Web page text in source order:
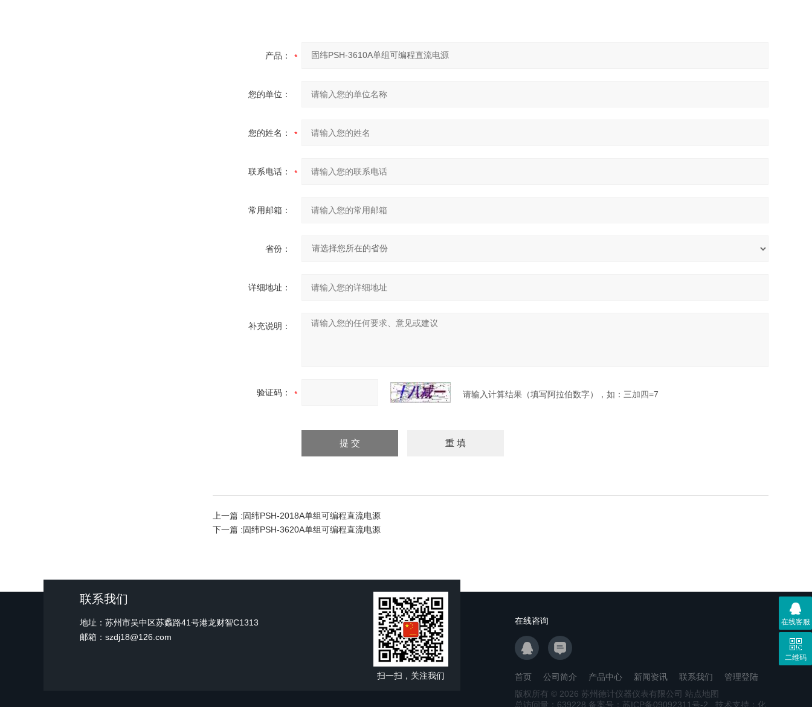
产品：
您的单位：
您的姓名：
联系电话：
常用邮箱：
省份：
详细地址：
补充说明：
验证码： 请输入计算结果（填写阿拉伯数字），如：三加四=7
上一篇 :固纬PSH-2018A单组可编程直流电源
下一篇 :固纬PSH-3620A单组可编程直流电源
联系我们
地址：苏州市吴中区苏蠡路41号港龙财智C1313
邮箱：szdj18@126.com
扫一扫，关注我们
在线咨询
首页 公司简介 产品中心 新闻资讯 联系我们
管理登陆
版权所有 © 2026 苏州德计仪器仪表有限公司 站点地图
总访问量： 639228 备案号：苏ICP备09092311号-2 技术支持： 化
在线客服
二维码